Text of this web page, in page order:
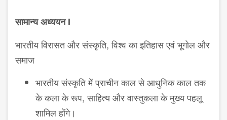
सामान्य अध्ययन I
भारतीय विरासत और संस्कृति, विश्व का इतिहास एवं भूगोल और
समाज
भारतीय संस्कृति में प्राचीन काल से आधुनिक काल तक
के कला के रूप, साहित्य और वास्तुकला के मुख्य पहलू
शामिल होंगे।